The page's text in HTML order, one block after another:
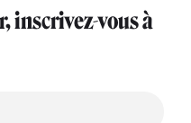
inscrivez-vous à